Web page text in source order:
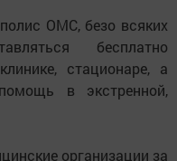
ОМС, безо всяких
бесплатно
стационаре, а
в экстренной,
организации за